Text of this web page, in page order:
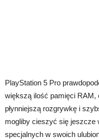
PlayStation 5 Pro
większą ilość pamięci RAM,
płynniejszą rozgrywkę i
mogliby cieszyć się jeszcze
specjalnych w swoich